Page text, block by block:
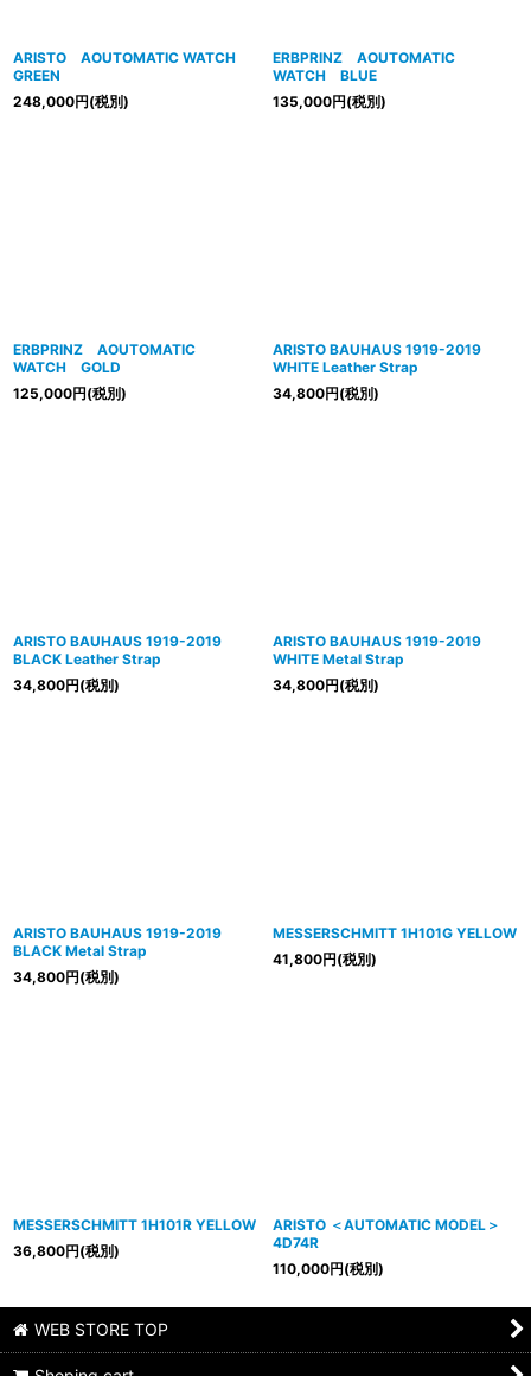
ARISTO AOUTOMATIC WATCH
GREEN
248,000円(税別)
ERBPRINZ AOUTOMATIC
WATCH BLUE
135,000円(税別)
ERBPRINZ AOUTOMATIC
WATCH GOLD
125,000円(税別)
ARISTO BAUHAUS 1919-2019
WHITE Leather Strap
34,800円(税別)
ARISTO BAUHAUS 1919-2019
BLACK Leather Strap
34,800円(税別)
ARISTO BAUHAUS 1919-2019
WHITE Metal Strap
34,800円(税別)
ARISTO BAUHAUS 1919-2019
BLACK Metal Strap
34,800円(税別)
MESSERSCHMITT 1H101G YELLOW
41,800円(税別)
MESSERSCHMITT 1H101R YELLOW
36,800円(税別)
ARISTO ＜AUTOMATIC MODEL＞
4D74R
110,000円(税別)
WEB STORE TOP